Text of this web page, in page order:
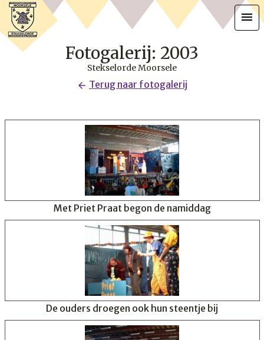
menu
Fotogalerij: 2003
Stekselorde Moorsele
arrow_back Terug naar fotogalerij
Met Priet Praat begon de namiddag
De ouders droegen ook hun steentje bij